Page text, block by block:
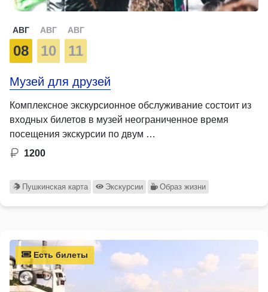
АВГ
08
АВГ
10
АВГ
11
Музей для друзей
Комплексное экскурсионное обслуживание состоит из
входных билетов в музей неограниченное время
посещения экскурсии по двум …
1200
Пушкинская карта Экскурсии Образ жизни
Есть билеты